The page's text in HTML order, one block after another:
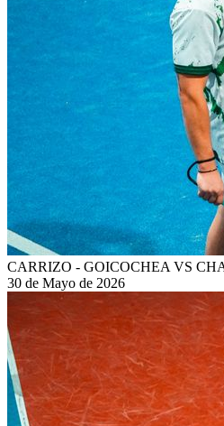
CARRIZO - GOICOCHEA VS
30 de Mayo de 2026